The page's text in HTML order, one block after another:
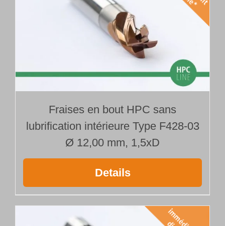
Fraises en bout HPC sans
lubrification intérieure Type F428-03
Ø 12,00 mm, 1,5xD
Details